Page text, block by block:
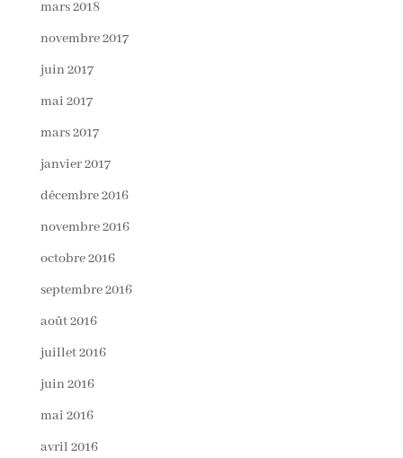
mars 2018
novembre 2017
juin 2017
mai 2017
mars 2017
janvier 2017
décembre 2016
novembre 2016
octobre 2016
septembre 2016
août 2016
juillet 2016
juin 2016
mai 2016
avril 2016